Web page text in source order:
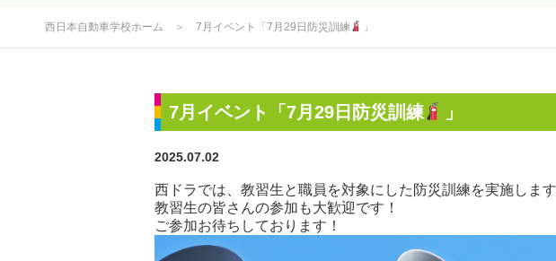
西日本自動車学校ホーム ＞ 7月イベント「7月29日防災訓練 」
7月イベント「7月29日防災訓練 」
2025.07.02
西ドラでは、教習生と職員を対象にした防災訓練を実施します
教習生の皆さんの参加も大歓迎です！
ご参加お待ちしております！